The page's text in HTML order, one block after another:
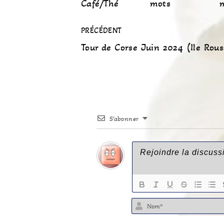
Café/Thé
mots
PRÉCÉDENT
Tour de Corse Juin 2024 (Ile
S’abonner